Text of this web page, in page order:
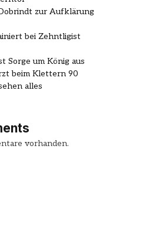
zur Aufklärung
bei Zehntligist
Sorge um König aus
beim Klettern 90
alles
vorhanden.